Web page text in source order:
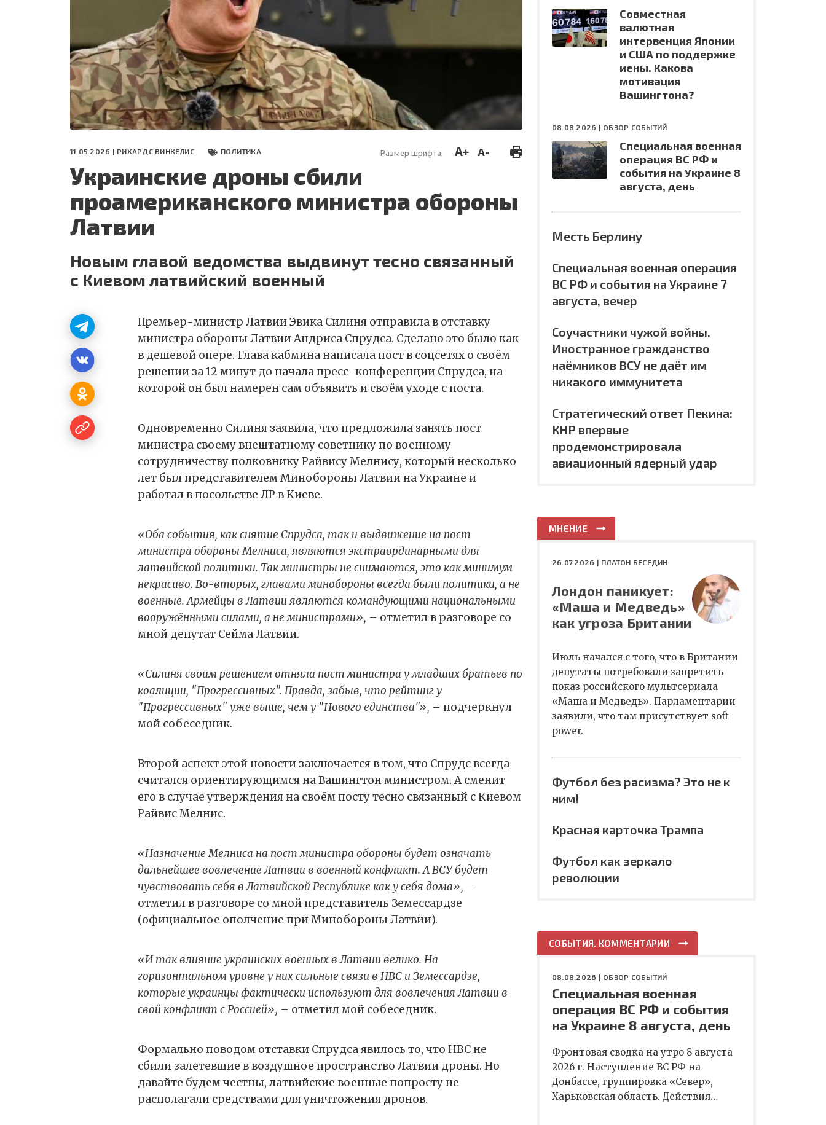
ПОЛЯ БИТВЫ 2024
11.05.2026 | РИХАРДС ВИНКЕЛИС ПОЛИТИКА Размер шрифта: A+ A-
Украинские дроны сбили
проамериканского министра обороны
Латвии
Новым главой ведомства выдвинут тесно связанный
с Киевом латвийский военный
Премьер-министр Латвии Эвика Силиня отправила в отставку
министра обороны Латвии Андриса Спрудса. Сделано это было как
в дешевой опере. Глава кабмина написала пост в соцсетях о своём
решении за 12 минут до начала пресс-конференции Спрудса, на
которой он был намерен сам объявить и своём уходе с поста.
Одновременно Силиня заявила, что предложила занять пост
министра своему внештатному советнику по военному
сотрудничеству полковнику Райвису Мелнису, который несколько
лет был представителем Минобороны Латвии на Украине и
работал в посольстве ЛР в Киеве.
«Оба события, как снятие Спрудса, так и выдвижение на пост
министра обороны Мелниса, являются экстраординарными для
латвийской политики. Так министры не снимаются, это как минимум
некрасиво. Во-вторых, главами минобороны всегда были политики, а не
военные. Армейцы в Латвии являются командующими национальными
вооружёнными силами, а не министрами», – отметил в разговоре со
мной депутат Сейма Латвии.
«Силиня своим решением отняла пост министра у младших братьев по
коалиции, "Прогрессивных". Правда, забыв, что рейтинг у
"Прогрессивных" уже выше, чем у "Нового единства"», – подчеркнул
мой собеседник.
Второй аспект этой новости заключается в том, что Спрудс всегда
считался ориентирующимся на Вашингтон министром. А сменит
его в случае утверждения на своём посту тесно связанный с Киевом
Райвис Мелнис.
«Назначение Мелниса на пост министра обороны будет означать
дальнейшее вовлечение Латвии в военный конфликт. А ВСУ будет
чувствовать себя в Латвийской Республике как у себя дома», –
отметил в разговоре со мной представитель Земессардзе
(официальное ополчение при Минобороны Латвии).
«И так влияние украинских военных в Латвии велико. На
горизонтальном уровне у них сильные связи в НВС и Земессардзе,
которые украинцы фактически используют для вовлечения Латвии в
свой конфликт с Россией», – отметил мой собеседник.
Формально поводом отставки Спрудса явилось то, что НВС не
сбили залетевшие в воздушное пространство Латвии дроны. Но
давайте будем честны, латвийские военные попросту не
располагали средствами для уничтожения дронов.
Совместная
валютная
интервенция Японии
и США по поддержке
иены. Какова
мотивация
Вашингтона?
08.08.2026 | ОБЗОР СОБЫТИЙ
Специальная военная
операция ВС РФ и
события на Украине 8
августа, день
Месть Берлину
Специальная военная операция
ВС РФ и события на Украине 7
августа, вечер
Соучастники чужой войны.
Иностранное гражданство
наёмников ВСУ не даёт им
никакого иммунитета
Стратегический ответ Пекина:
КНР впервые
продемонстрировала
авиационный ядерный удар
МНЕНИЕ
26.07.2026 | ПЛАТОН БЕСЕДИН
Лондон паникует:
«Маша и Медведь»
как угроза Британии
Июль начался с того, что в Британии
депутаты потребовали запретить
показ российского мультсериала
«Маша и Медведь». Парламентарии
заявили, что там присутствует soft
power.
Футбол без расизма? Это не к
ним!
Красная карточка Трампа
Футбол как зеркало
революции
СОБЫТИЯ. КОММЕНТАРИИ
08.08.2026 | ОБЗОР СОБЫТИЙ
Специальная военная
операция ВС РФ и события
на Украине 8 августа, день
Фронтовая сводка на утро 8 августа
2026 г. Наступление ВС РФ на
Донбассе, группировка «Север»,
Харьковская область. Действия…